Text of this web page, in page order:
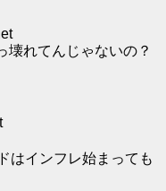
壊れてんじゃないの？
はインフレ始まっても